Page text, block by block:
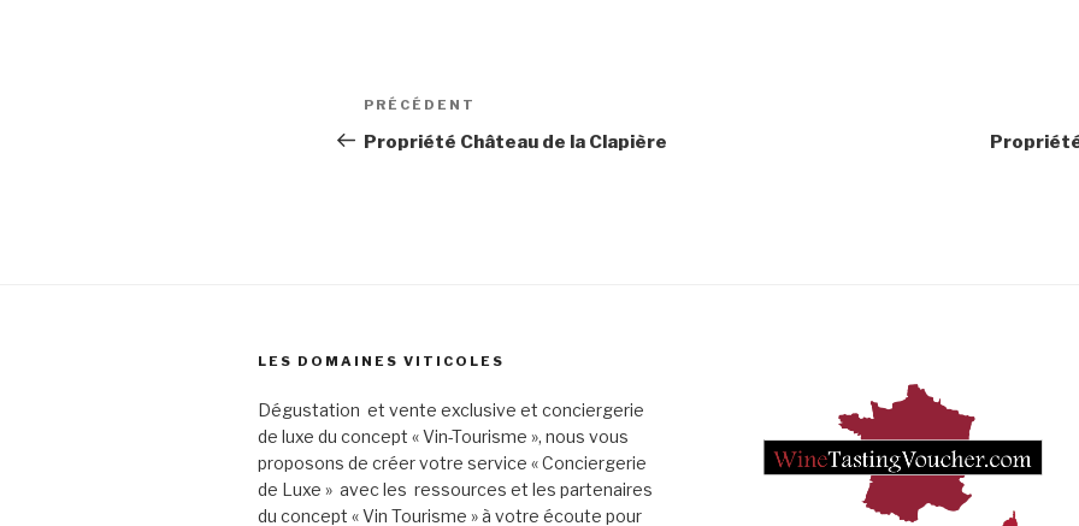
Navigation
de
Article
précédent
PRÉCÉDENT
Propriété Château de la Clapière
LES DOMAINES VITICOLES
Dégustation et vente exclusive et conciergerie
de luxe du concept « Vin-Tourisme », nous vous
proposons de créer votre service « Conciergerie
de Luxe » avec les ressources et les partenaires
du concept « Vin Tourisme » à votre écoute pour